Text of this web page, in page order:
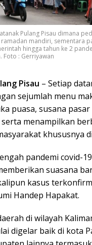
Pulang Pisau dimana
mandiri, sementara
hingga tahun ke 2
Foto : Gerriyawan
Pisau – Setiap
sejumlah menu
puasa, susana
menampilkan
khususnya
pandemi covid-
suasana
kasus
Handep Hapakat.
di wilayah
digelar baik di kota